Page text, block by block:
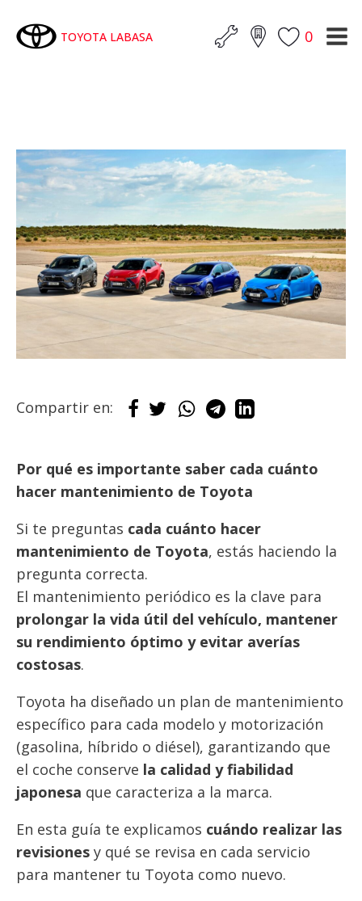
TOYOTA LABASA 0
Compartir en:
Por qué es importante saber cada cuánto
hacer mantenimiento de Toyota
Si te preguntas cada cuánto hacer
mantenimiento de Toyota, estás haciendo la
pregunta correcta.
El mantenimiento periódico es la clave para
prolongar la vida útil del vehículo, mantener
su rendimiento óptimo y evitar averías
costosas.
Toyota ha diseñado un plan de mantenimiento
específico para cada modelo y motorización
(gasolina, híbrido o diésel), garantizando que
el coche conserve la calidad y fiabilidad
japonesa que caracteriza a la marca.
En esta guía te explicamos cuándo realizar las
revisiones y qué se revisa en cada servicio
para mantener tu Toyota como nuevo.